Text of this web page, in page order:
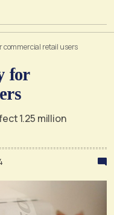
commercial retail users
for
1.25 million